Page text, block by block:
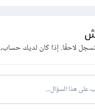
لاحقًا. إذا كان لديك حساب،
على هذا السؤال...